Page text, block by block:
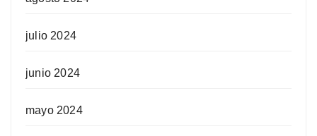
julio 2024
junio 2024
mayo 2024